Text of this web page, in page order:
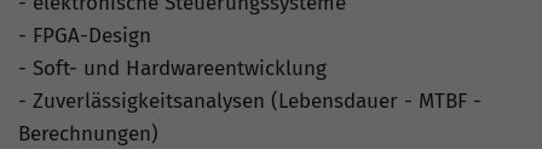
- FPGA-Design
- Soft- und Hardwareentwicklung
- Zuverlässigkeitsanalysen (Lebensdauer - MTBF -
Berechnungen)